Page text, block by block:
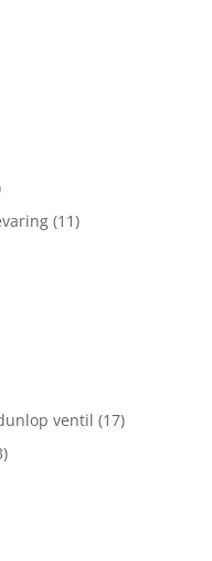
(11)
ventil (17)